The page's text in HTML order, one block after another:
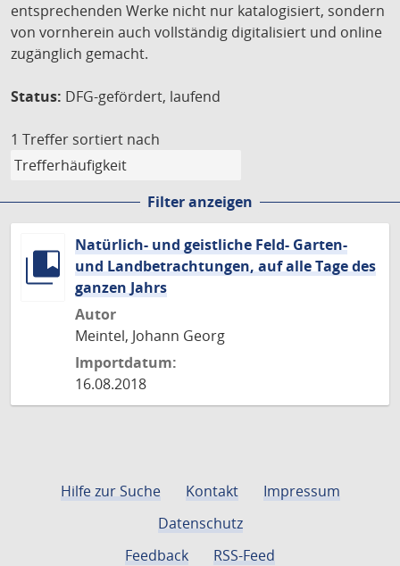
entsprechenden Werke nicht nur katalogisiert, sondern
von vornherein auch vollständig digitalisiert und online
zugänglich gemacht.
Status: DFG-gefördert, laufend
1 Treffer sortiert nach
Filter anzeigen
Natürlich- und geistliche Feld- Garten-
und Landbetrachtungen, auf alle Tage des
ganzen Jahrs
Autor
Meintel, Johann Georg
Importdatum:
16.08.2018
Hilfe zur Suche Kontakt
Impressum
Datenschutz
Feedback
RSS-Feed